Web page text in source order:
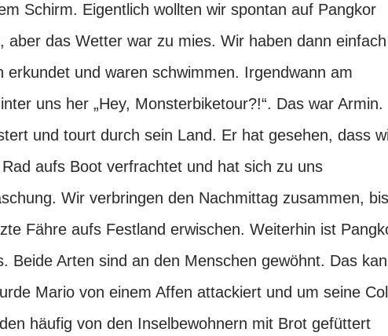
Schirm. Eigentlich wollten wir spontan auf Pangkor
aber das Wetter war zu mies. Wir haben dann einfach
erkundet und waren schwimmen. Irgendwann am
uns her „Hey, Monsterbiketour?!“. Das war Armin.
und tourt durch sein Land. Er hat gesehen, dass
aufs Boot verfrachtet und hat sich zu uns
Wir verbringen den Nachmittag zusammen, bis
Fähre aufs Festland erwischen. Weiterhin ist
Beide Arten sind an den Menschen gewöhnt. Das
Mario von einem Affen attackiert und um seine
häufig von den Inselbewohnern mit Brot gefüttert